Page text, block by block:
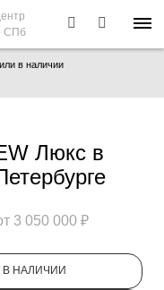
СПб
в наличии
Люкс в
3 050 000 ₽
В НАЛИЧИИ